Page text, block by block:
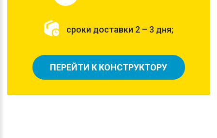
сроки доставки 2 – 3 дня;
ПЕРЕЙТИ К КОНСТРУКТОРУ